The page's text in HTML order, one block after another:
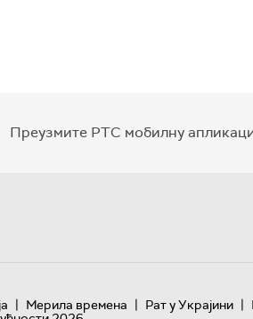
Преузмите РТС мобилну
| Мерила времена | Рат у Украјини |